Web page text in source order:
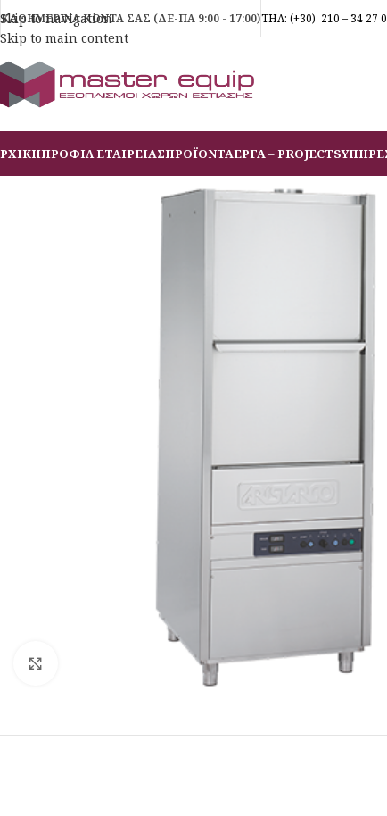
Skip to navigation
Skip to main content
ΚΑΘΗΜΕΡΙΝΑ ΚΟΝΤΑ ΣΑΣ (ΔΕ-ΠΑ 9:00 - 17:00)ΤΗΛ: (+30) 210 – 34 27
ΠΡΟΦΙΛ ΕΤΑΙΡΕΙΑΣΠΡΟΪΟΝΤΑΕΡΓΑ – PROJECTS